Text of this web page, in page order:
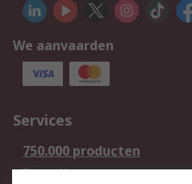
We aanvaarden
Services
750.000 producten
Bestellen